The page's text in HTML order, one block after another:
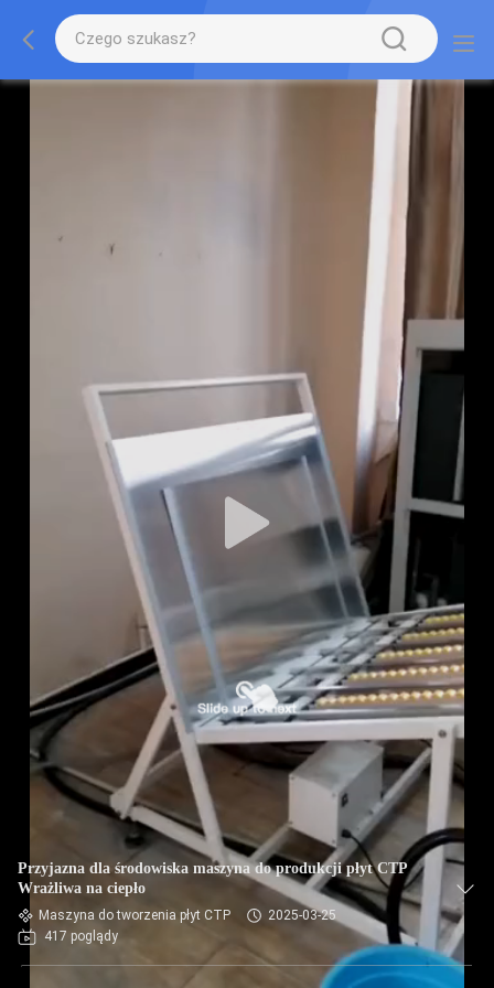
Przyjazna dla środowiska maszyna do produkcji płyt CTP
Wrażliwa na ciepło
Maszyna do tworzenia płyt CTP
2025-03-25
417 poglądy